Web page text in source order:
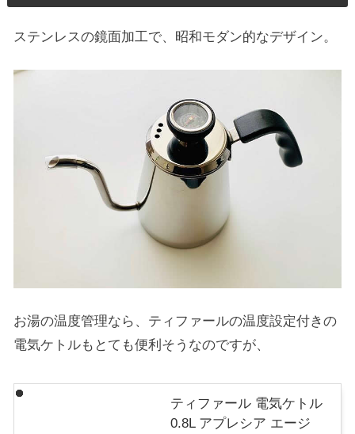
ステンレスの鏡面加工で、昭和モダン的なデザイン。
お湯の温度管理なら、ティファールの温度設定付きの
電気ケトルもとても便利そうなのですが、
ティファール 電気ケトル
0.8L アプレシア エージ